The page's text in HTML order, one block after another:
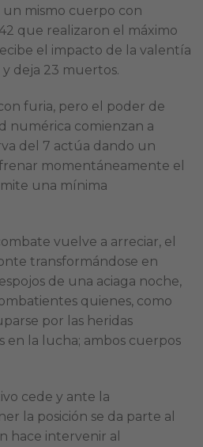
un mismo cuerpo con
que realizaron el máximo
el impacto de la valentía
deja 23 muertos.
furia, pero el poder de
numérica comienzan a
del 7 actúa dando un
momentáneamente el
una mínima
vuelve a arreciar, el
transformándose en
de una aciaga noche,
quienes, como
por las heridas
en la lucha; ambos cuerpos
cede y ante la
la posición se da parte al
hace intervenir al